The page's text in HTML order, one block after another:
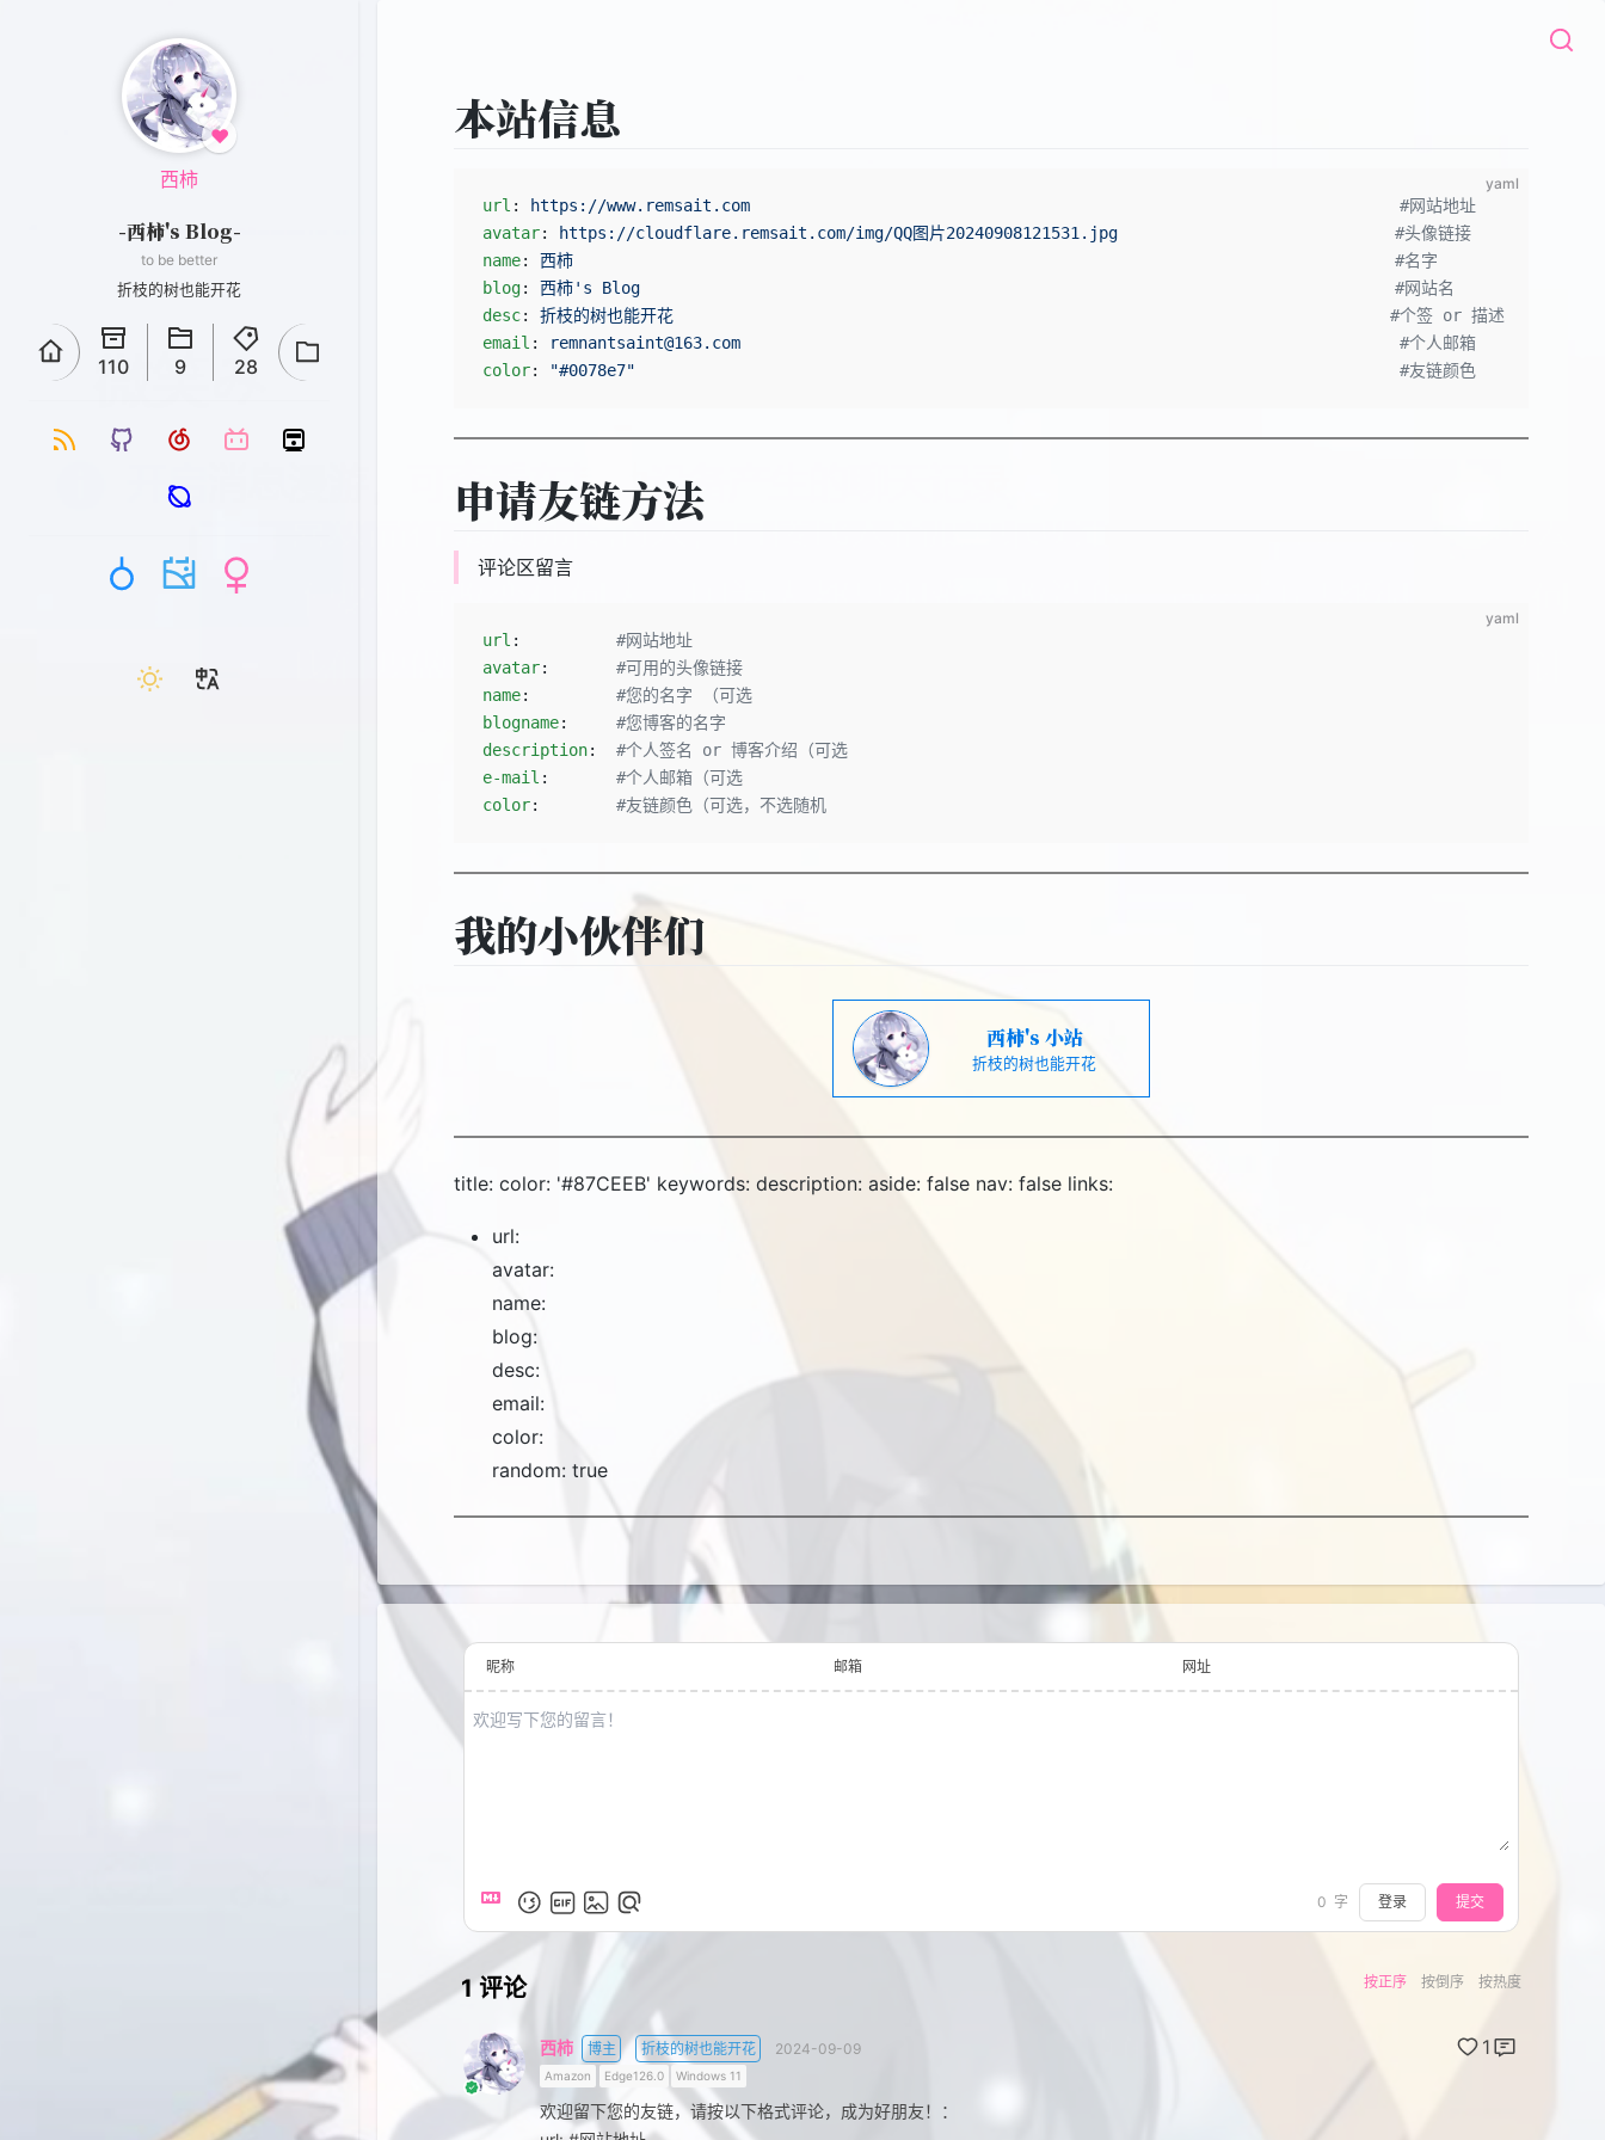
♥
西柿
-西柿's Blog-
to be better
折枝的树也能开花
110 9 28
本站信息
yaml
url : https://www.remsait.com
                                                                    #网站地址
avatar: https://cloudflare.remsait.com/img/QQ图片20240908121531.jpg
                             #头像链接
name: 西柿
                                                                                      #名字
blog: 西柿's Blog
                                                                               #网站名
desc: 折枝的树也能开花
                                                                           #个签 or 描述
email : remnantsaint@163.com
                                                                     #个人邮箱
color: "#0078e7"
                                                                                #友链颜色
申请友链方法
评论区留言
yaml
url : #网站地址
avatar: #可用的头像链接
name: #您的名字 （可选
blogname: #您博客的名字
description: #个人签名 or 博客介绍（可选
e-mail : #个人邮箱（可选
color: #友链颜色（可选，不选随机
我的小伙伴们
西柿's 小站
折枝的树也能开花
title: color: '#87CEEB' keywords: description: aside: false nav: false links:
url:
avatar:
name:
blog:
desc:
email:
color:
random: true
昵称 邮箱 网址
0 字 登录 提交
1评论 按正序 按倒序 按热度
西柿 博主 折枝的树也能开花 2024-09-09 1
Amazon Edge126.0 Windows 11
欢迎留下您的友链，请按以下格式评论，成为好朋友！：